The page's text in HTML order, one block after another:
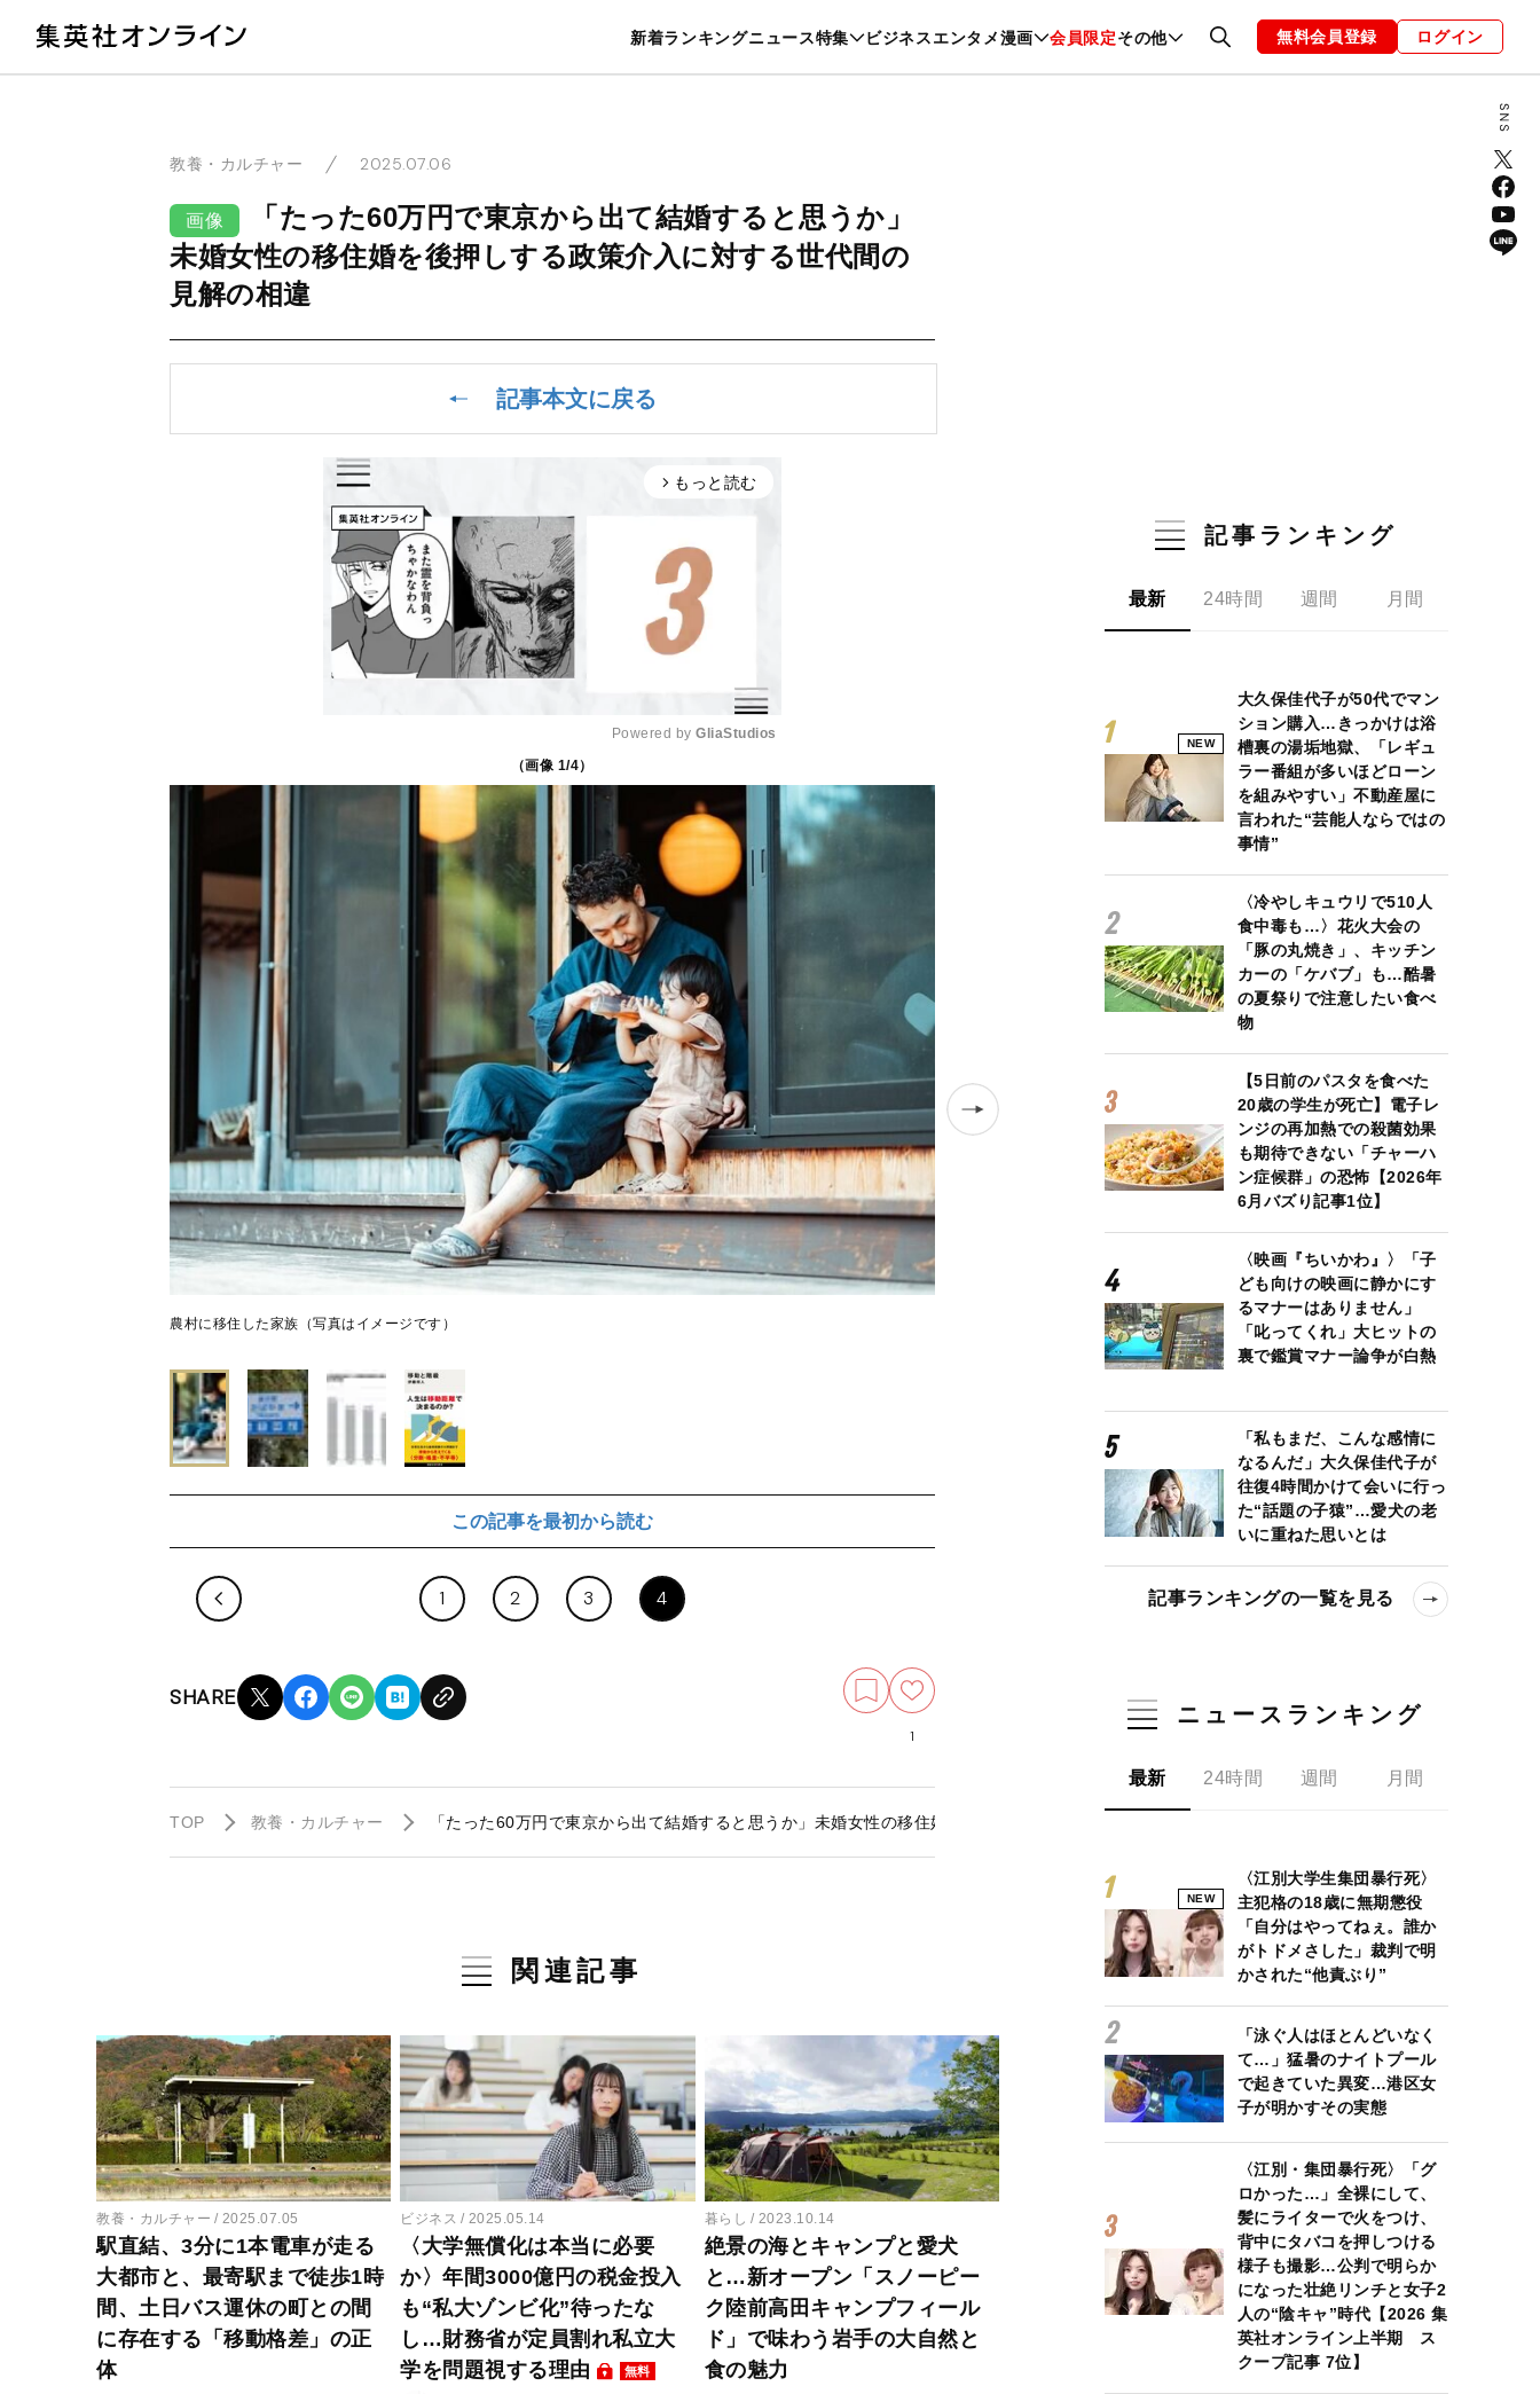
新着ランキングニュース特集 ビジネスエンタメ漫画 会員限定その他
暮らし スポーツ ヘルスケア 美容 グルメ ファッション 恋愛・結婚 編集部 お知らせ
無料会員登録 ログイン
教養・カルチャー 2025.07.06
画像
「たった60万円で東京から出て結婚すると思うか」
未婚女性の移住婚を後押しする政策介入に対する世代間の
見解の相違
記事本文に戻る
arrow_forward_ios もっと読む
M
u
e
Powered by GliaStudios
（画像 1/4）
農村に移住した家族（写真はイメージです）
この記事を最初から読む
1 2 3 4
SHARE
1
TOP 教養・カルチャー 「たった60万円で東京から出て結婚すると思うか」未婚女性の移住婚を後押しする政策介入に対する世代間の見解の相違
関連記事
教養・カルチャー 2025.07.05
駅直結、3分に1本電車が走る
大都市と、最寄駅まで徒歩1時
間、土日バス運休の町との間
に存在する「移動格差」の正
体
ビジネス 2025.05.14
〈大学無償化は本当に必要
か〉年間3000億円の税金投入
も“私大ゾンビ化”待ったな
し…財務省が定員割れ私立大
学を問題視する理由
無料
暮らし 2023.10.14
絶景の海とキャンプと愛犬
と…新オープン「スノーピー
ク陸前高田キャンプフィール
ド」で味わう岩手の大自然と
食の魅力
記事ランキング
最新 24時間 週間 月間
NEW
大久保佳代子が50代でマン
ション購入…きっかけは浴
槽裏の湯垢地獄、「レギュ
ラー番組が多いほどローン
を組みやすい」不動産屋に
言われた“芸能人ならではの
事情”
〈冷やしキュウリで510人
食中毒も…〉花火大会の
「豚の丸焼き」、キッチン
カーの「ケバブ」も…酷暑
の夏祭りで注意したい食べ
物
【5日前のパスタを食べた
20歳の学生が死亡】電子レ
ンジの再加熱での殺菌効果
も期待できない「チャーハ
ン症候群」の恐怖【2026年
6月バズり記事1位】
〈映画『ちいかわ』〉「子
ども向けの映画に静かにす
るマナーはありません」
「叱ってくれ」大ヒットの
裏で鑑賞マナー論争が白熱
「私もまだ、こんな感情に
なるんだ」大久保佳代子が
往復4時間かけて会いに行っ
た“話題の子猿”…愛犬の老
いに重ねた思いとは
記事ランキングの一覧を見る
ニュースランキング
最新 24時間 週間 月間
NEW
〈江別大学生集団暴行死〉
主犯格の18歳に無期懲役
「自分はやってねぇ。誰か
がトドメさした」裁判で明
かされた“他責ぶり”
「泳ぐ人はほとんどいなく
て…」猛暑のナイトプール
で起きていた異変…港区女
子が明かすその実態
〈江別・集団暴行死〉「グ
ロかった…」全裸にして、
髪にライターで火をつけ、
背中にタバコを押しつける
様子も撮影…公判で明らか
になった壮絶リンチと女子2
人の“陰キャ”時代【2026 集
英社オンライン上半期 ス
クープ記事 7位】